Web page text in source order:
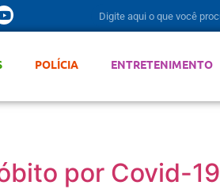
POLÍCIA ENTRETENIMENTO
por Covid-19